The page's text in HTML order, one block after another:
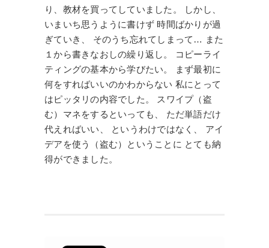
り、教材を買ってしていました。 しかし、
いまいち思うように書けず 時間ばかりが過
ぎていき、 そのうち忘れてしまって… また
１から書きなおしの繰り返し。 コピーライ
ティングの基本から学びたい。 まず最初に
何をすればいいのかわからない 私にとって
はピッタリの内容でした。 スワイプ（盗
む）マネをするといっても、 ただ単語だけ
代えればいい、 というわけではなく、 アイ
デアを使う（盗む）ということに とても納
得ができました。